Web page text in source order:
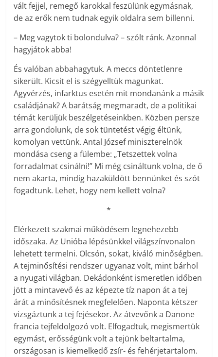
vált fejjel, remegő karokkal feszülünk egymásnak,
de az erők nem tudnak egyik oldalra sem billenni.
– Meg vagytok ti bolondulva? – szólt ránk. Azonnal
hagyjátok abba!
És valóban abbahagytuk. A meccs döntetlenre
sikerült. Kicsit el is szégyelltük magunkat.
Agyvérzés, infarktus esetén mit mondanánk a másik
családjának? A barátság megmaradt, de a politikai
témát kerüljük beszélgetéseinkben. Közben persze
arra gondolunk, de sok tüntetést végig éltünk,
komolyan vettünk. Antal József miniszterelnök
mondása cseng a fülembe: „Tetszettek volna
forradalmat csinálni!” Mi még csináltunk volna, de ő
nem akarta, mindig hazaküldött bennünket és szót
fogadtunk. Lehet, hogy nem kellett volna?
*
Elérkezett szakmai működésem legnehezebb
időszaka. Az Unióba lépésünkkel világszínvonalon
lehetett termelni. Olcsón, sokat, kiváló minőségben.
A tejminősítési rendszer ugyanaz volt, mint bárhol
a nyugati világban. Dekádonként ismeretlen időben
jött a mintavevő és az képezte tíz napon át a tej
árát a minősítésnek megfelelően. Naponta kétszer
vizsgáztunk a tej fejésekor. Az átvevőnk a Danone
francia tejfeldolgozó volt. Elfogadtuk, megismertük
egymást, erősségünk volt a tejünk beltartalma,
országosan is kiemelkedő zsír- és fehérjetartalom.